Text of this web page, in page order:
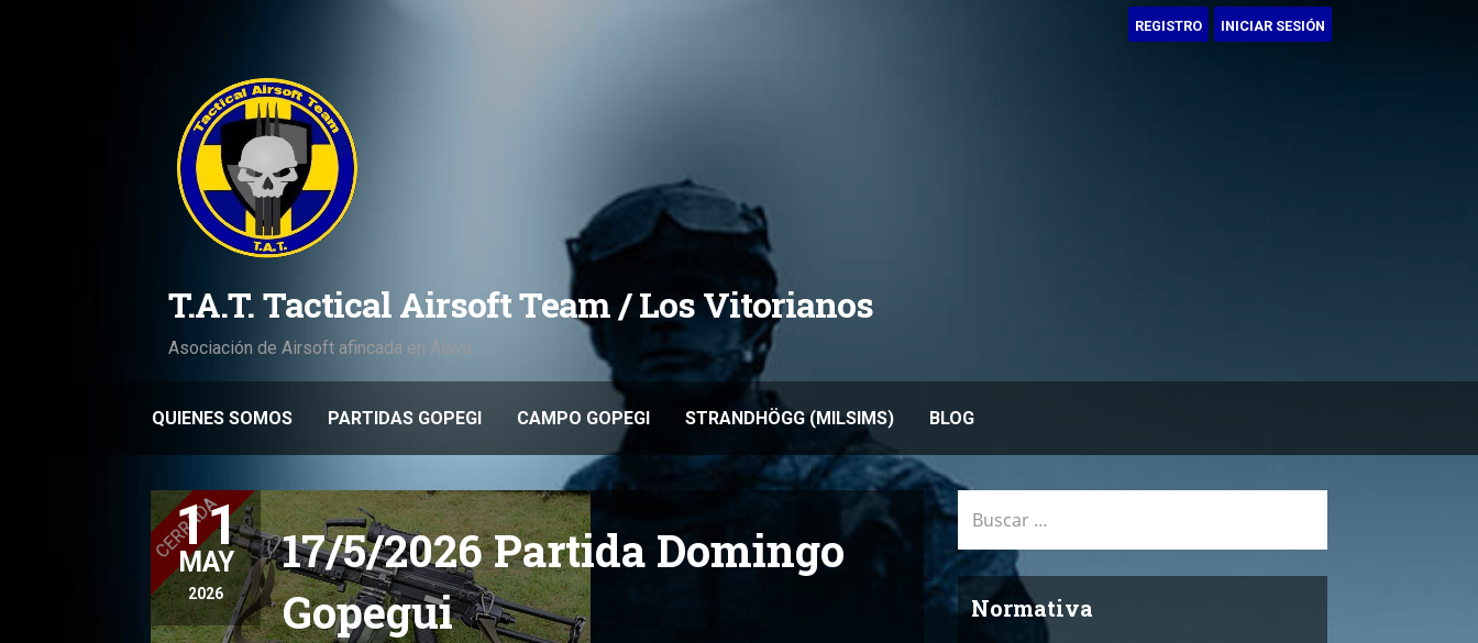
REGISTRO INICIAR SESIÓN
T.A.T. Tactical Airsoft Team / Los Vitorianos
Asociación de Airsoft afincada en Álava
QUIENES SOMOS PARTIDAS GOPEGI CAMPO GOPEGI STRANDHÖGG (MILSIMS) BLOG
17/5/2026 Partida Domingo
Gopegui
11
MAY
2026
Normativa